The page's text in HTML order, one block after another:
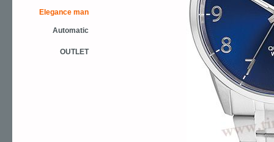
Elegance man
Automatic
OUTLET